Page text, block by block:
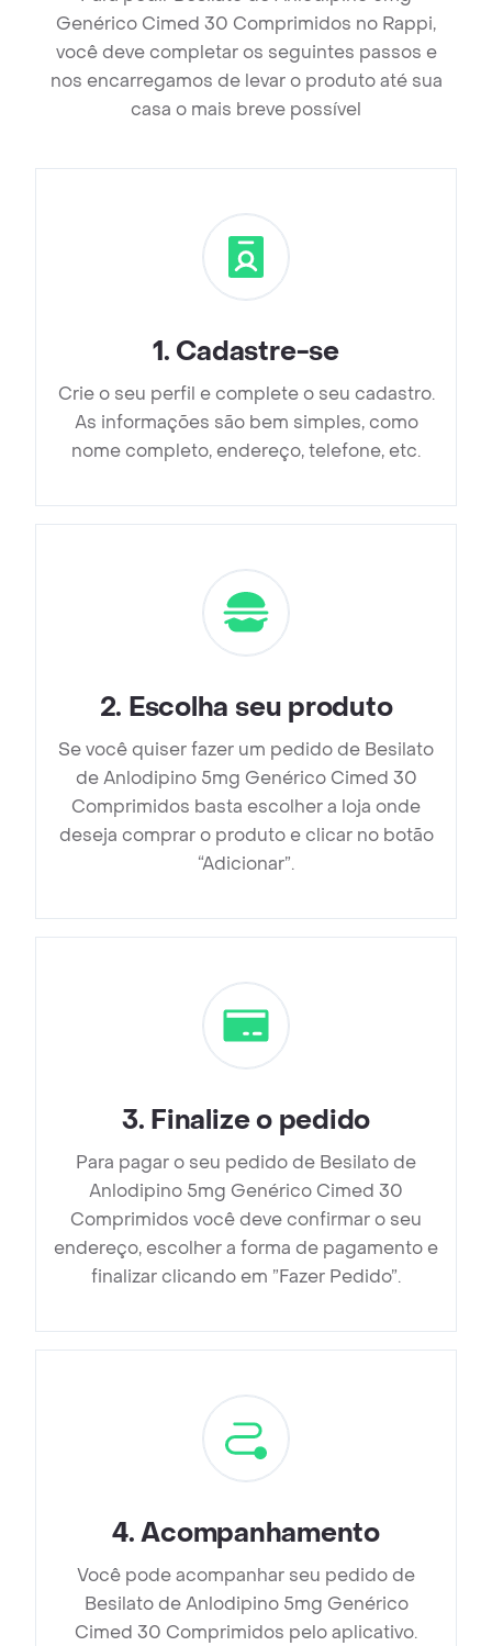
Genérico Cimed 30 Comprimidos no Rappi,
você deve completar os seguintes passos e
nos encarregamos de levar o produto até sua
casa o mais breve possível
1. Cadastre-se
Crie o seu perfil e complete o seu cadastro.
As informações são bem simples, como
nome completo, endereço, telefone, etc.
2. Escolha seu produto
Se você quiser fazer um pedido de Besilato
de Anlodipino 5mg Genérico Cimed 30
Comprimidos basta escolher a loja onde
deseja comprar o produto e clicar no botão
“Adicionar”.
3. Finalize o pedido
Para pagar o seu pedido de Besilato de
Anlodipino 5mg Genérico Cimed 30
Comprimidos você deve confirmar o seu
endereço, escolher a forma de pagamento e
finalizar clicando em ”Fazer Pedido”.
4.Acompanhamento
Você pode acompanhar seu pedido de
Besilato de Anlodipino 5mg Genérico
Cimed 30 Comprimidos pelo aplicativo.